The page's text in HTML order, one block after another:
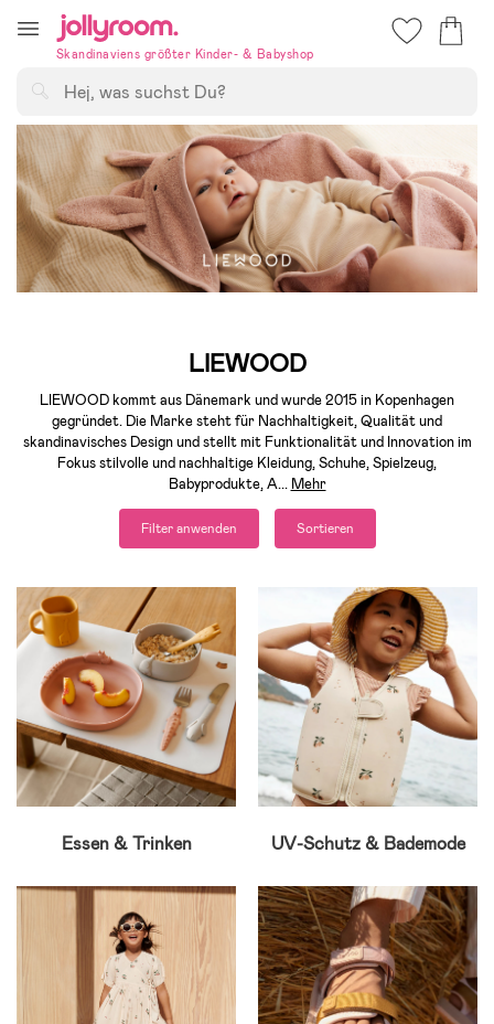
till
innehålletSkandinaviens größter Kinder- & Babyshop
LIEWOOD
LIEWOOD kommt aus Dänemark und wurde 2015 in Kopenhagen
gegründet. Die Marke steht für Nachhaltigkeit, Qualität und
skandinavisches Design und stellt mit Funktionalität und Innovation im
Fokus stilvolle und nachhaltige Kleidung, Schuhe, Spielzeug,
Babyprodukte, A... Mehr
Filter anwenden Sortieren
Essen & Trinken UV-Schutz & Bademode